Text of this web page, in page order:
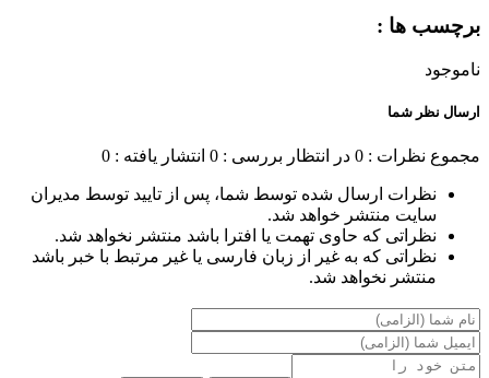
برچسب ها :
ناموجود
ارسال نظر شما
مجموع نظرات : 0 در انتظار بررسی : 0 انتشار یافته : 0
نظرات ارسال شده توسط شما، پس از تایید توسط مدیران
سایت منتشر خواهد شد.
نظراتی که حاوی تهمت یا افترا باشد منتشر نخواهد شد.
نظراتی که به غیر از زبان فارسی یا غیر مرتبط با خبر باشد
منتشر نخواهد شد.